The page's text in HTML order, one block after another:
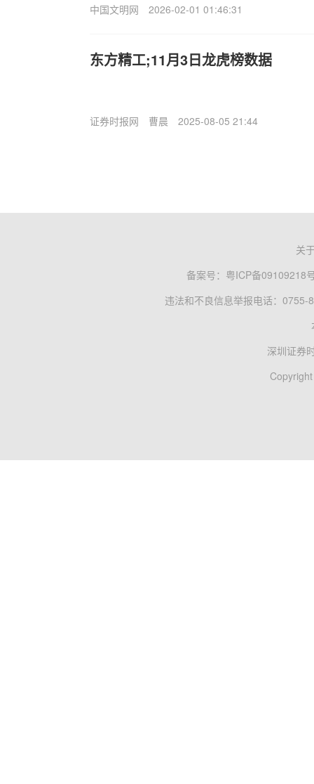
中国文明网 2026-02-01 01:46:31
东方精工;11月3日龙虎榜数据
证券时报网 曹晨 2025-08-05 21:44
关
备案号： 粤ICP备09109218
违法和不良信息举报电话：0755-
深圳证券